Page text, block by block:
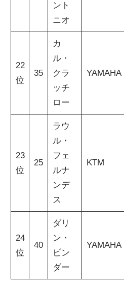
ント
ニオ
22
位
35
カ
ル・
クラ
ッチ
ロー
YAMAHA
23
位
25
ラウ
ル・
フェ
ルナ
ンデ
ス
KTM
24
位
40
ダリ
ン・
ビン
ダー
YAMAHA